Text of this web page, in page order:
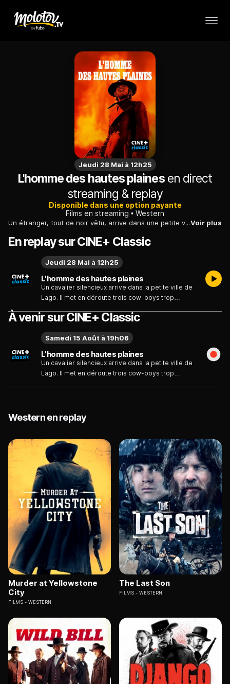
Jeudi 28 Mai à 12h25
L'homme des hautes plainesen direct
streaming & replay
Disponible dans une option payante
Films en streaming
Western
Un étranger, tout de noir vêtu, arrive dans une petite ville frontalière du sud-ouest américain. Trois jeunes cow boys le provoquent. Il les abat tous les trois.Voir plus
En replay sur CINE+ Classic
L'homme des hautes plaines
Un cavalier silencieux arrive dans la petite ville de
Lago. Il met en déroute trois cow-boys trop
provoquait. Les habitants, impressionnés, lui
une bande de malfrats. Il accepte à condition
Jeudi 28 Mai à 12h25
À venir sur CINE+ Classic
L'homme des hautes plaines
Un cavalier silencieux arrive dans la petite ville de
Lago. Il met en déroute trois cow-boys trop
une bande de malfrats. Il accepte à condition
d'avoir carte blanche...
Samedi 15 Août à 19h06
Western en replay
Murder at Yellowstone
City
FILMS WESTERN
The Last Son
FILMS WESTERN